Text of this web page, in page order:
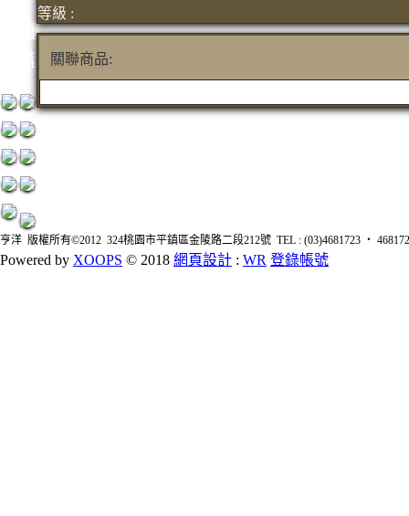
烈洒
箱購
等級 :
關聯商品:
亨洋 版權所有©2012 324桃園市平鎮區金陵路二段212號 TEL : (03)4681723 ‧
Powered by XOOPS © 2018 網頁設計 : WR 登錄帳號